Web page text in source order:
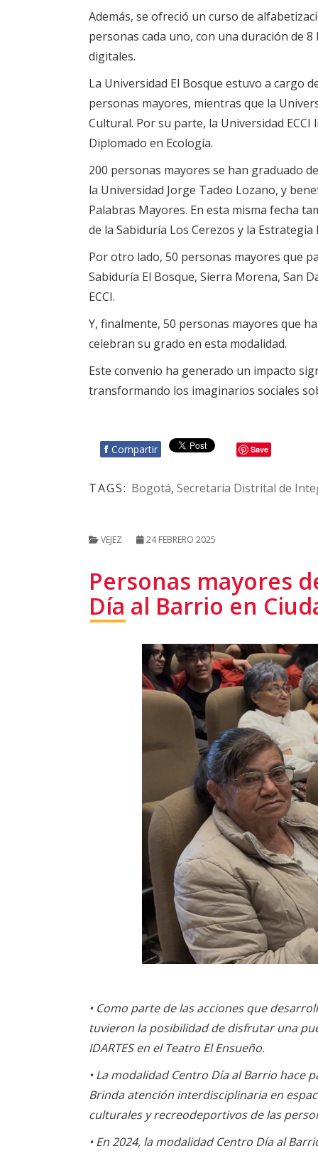
Además, se ofreció un curso de
personas cada uno, con una duración de
digitales.
La Universidad El Bosque estuvo a cargo
personas mayores, mientras que la
Cultural. Por su parte, la Universidad
Diplomado en Ecología.
200 personas mayores se han graduado
la Universidad Jorge Tadeo Lozano, y
Palabras Mayores. En esta misma fecha
de la Sabiduría Los Cerezos y la
Por otro lado, 50 personas mayores que
Sabiduría El Bosque, Sierra Morena, San
ECCI.
Y, finalmente, 50 personas mayores que
celebran su grado en esta modalidad.
Este convenio ha generado un impacto
transformando los imaginarios sociales
f Compartir Save
TAGS: Bogotá, Secretaría Distrital de
VEJEZ 24 FEBRERO 2025
Personas mayores
Día al Barrio en
• Como parte de las acciones que
tuvieron la posibilidad de disfrutar una
IDARTES en el Teatro El Ensueño.
• La modalidad Centro Día al Barrio hace
Brinda atención interdisciplinaria en
culturales y recreodeportivos de las
• En 2024, la modalidad Centro Día al